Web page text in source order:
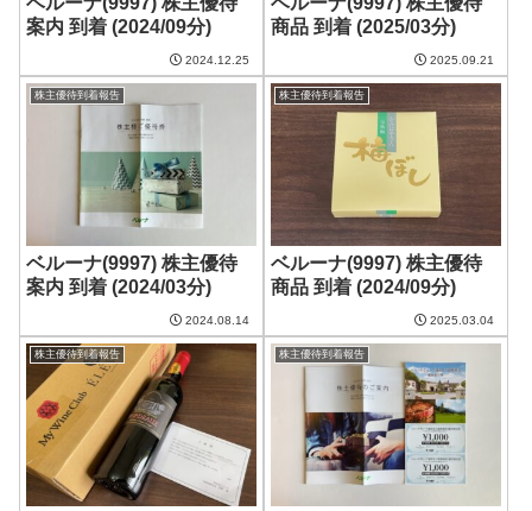
案内 到着 (2024/09分)
2024.12.25
商品 到着 (2025/03分)
2025.09.21
株主優待到着報告
ベルーナ(9997) 株主優待
案内 到着 (2024/03分)
2024.08.14
株主優待到着報告
ベルーナ(9997) 株主優待
商品 到着 (2024/09分)
2025.03.04
株主優待到着報告 株主優待到着報告